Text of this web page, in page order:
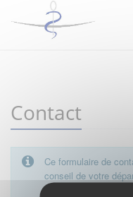
Contact
Ce formulaire de
conseil de votre
national.